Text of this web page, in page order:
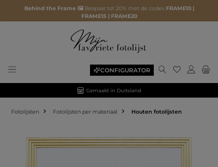
Behind the Frame 🖼️ Bespaar tot 20% met de codes FRAME10 |
FRAME15 | FRAME20
CONFIGURATOR
Gemaakt in Duitsland
Fotolijsten Fotolijsten per materiaal Houten fotolijsten
Afbeeldingengalerij overslaan